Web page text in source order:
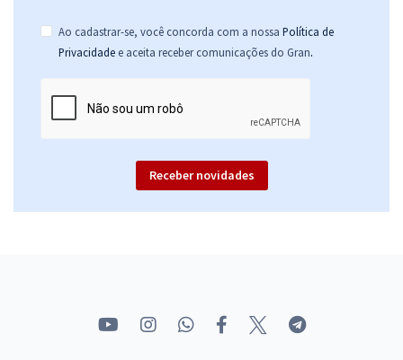
Ao cadastrar-se, você concorda com a nossa Política de
Privacidade e aceita receber comunicações do Gran.
Receber novidades